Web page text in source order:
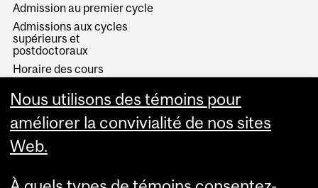
Admission au premier cycle
Admissions aux cycles
supérieurs et
postdoctoraux
Horaire des cours
Services aux étudiants
Nous utilisons des témoins pour
améliorer la convivialité de nos sites
Web.